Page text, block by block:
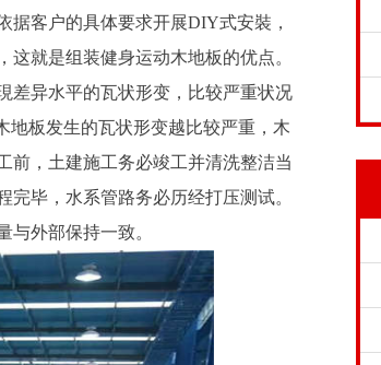
据客户的具体要求开展DIY式安裝，
就是组装健身运动木地板的优点。
差异水平的瓦状形变，比较严重状况
地板发生的瓦状形变越比较严重，木
前，土建施工务必竣工并清洗整洁当
毕，水系管路务必历经打压测试。
外部保持一致。